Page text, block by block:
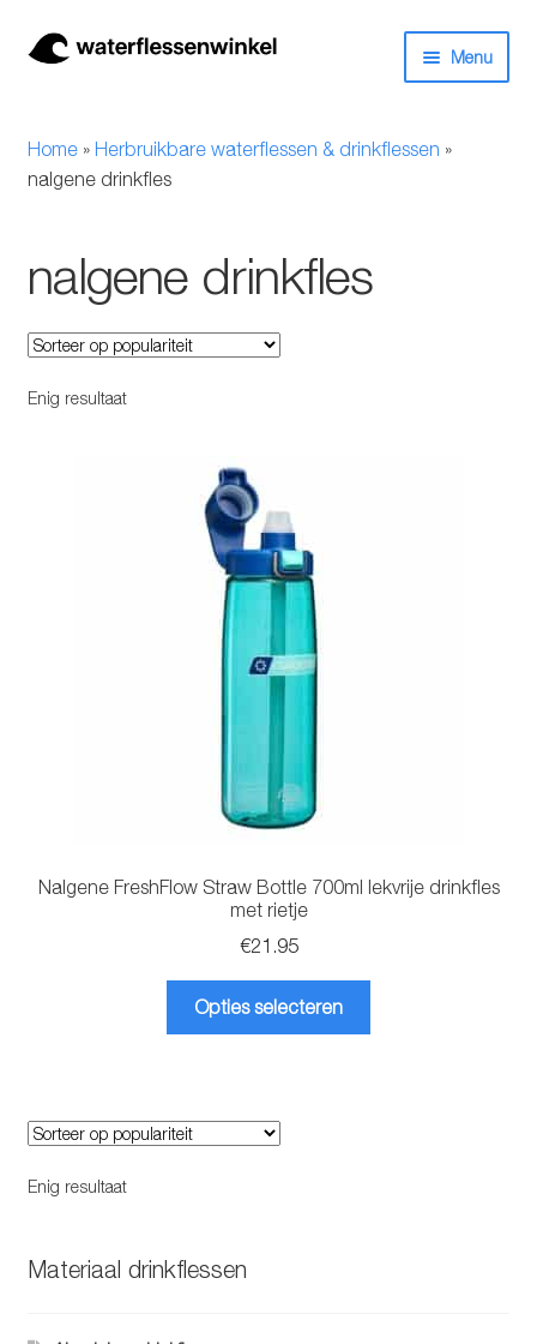
Ga
Ga
Menu
Bidons
Kinderflessen
Aanbiedingen
Reviews waterflessenwinkel.nl
Home» Herbruikbare waterflessen & drinkflessen »
nalgene drinkfles
nalgene drinkfles
Enig resultaat
Nalgene FreshFlow Straw Bottle 700ml lekvrije drinkfles
met rietje
€21.95
Opties selecteren
Enig resultaat
Materiaal drinkflessen